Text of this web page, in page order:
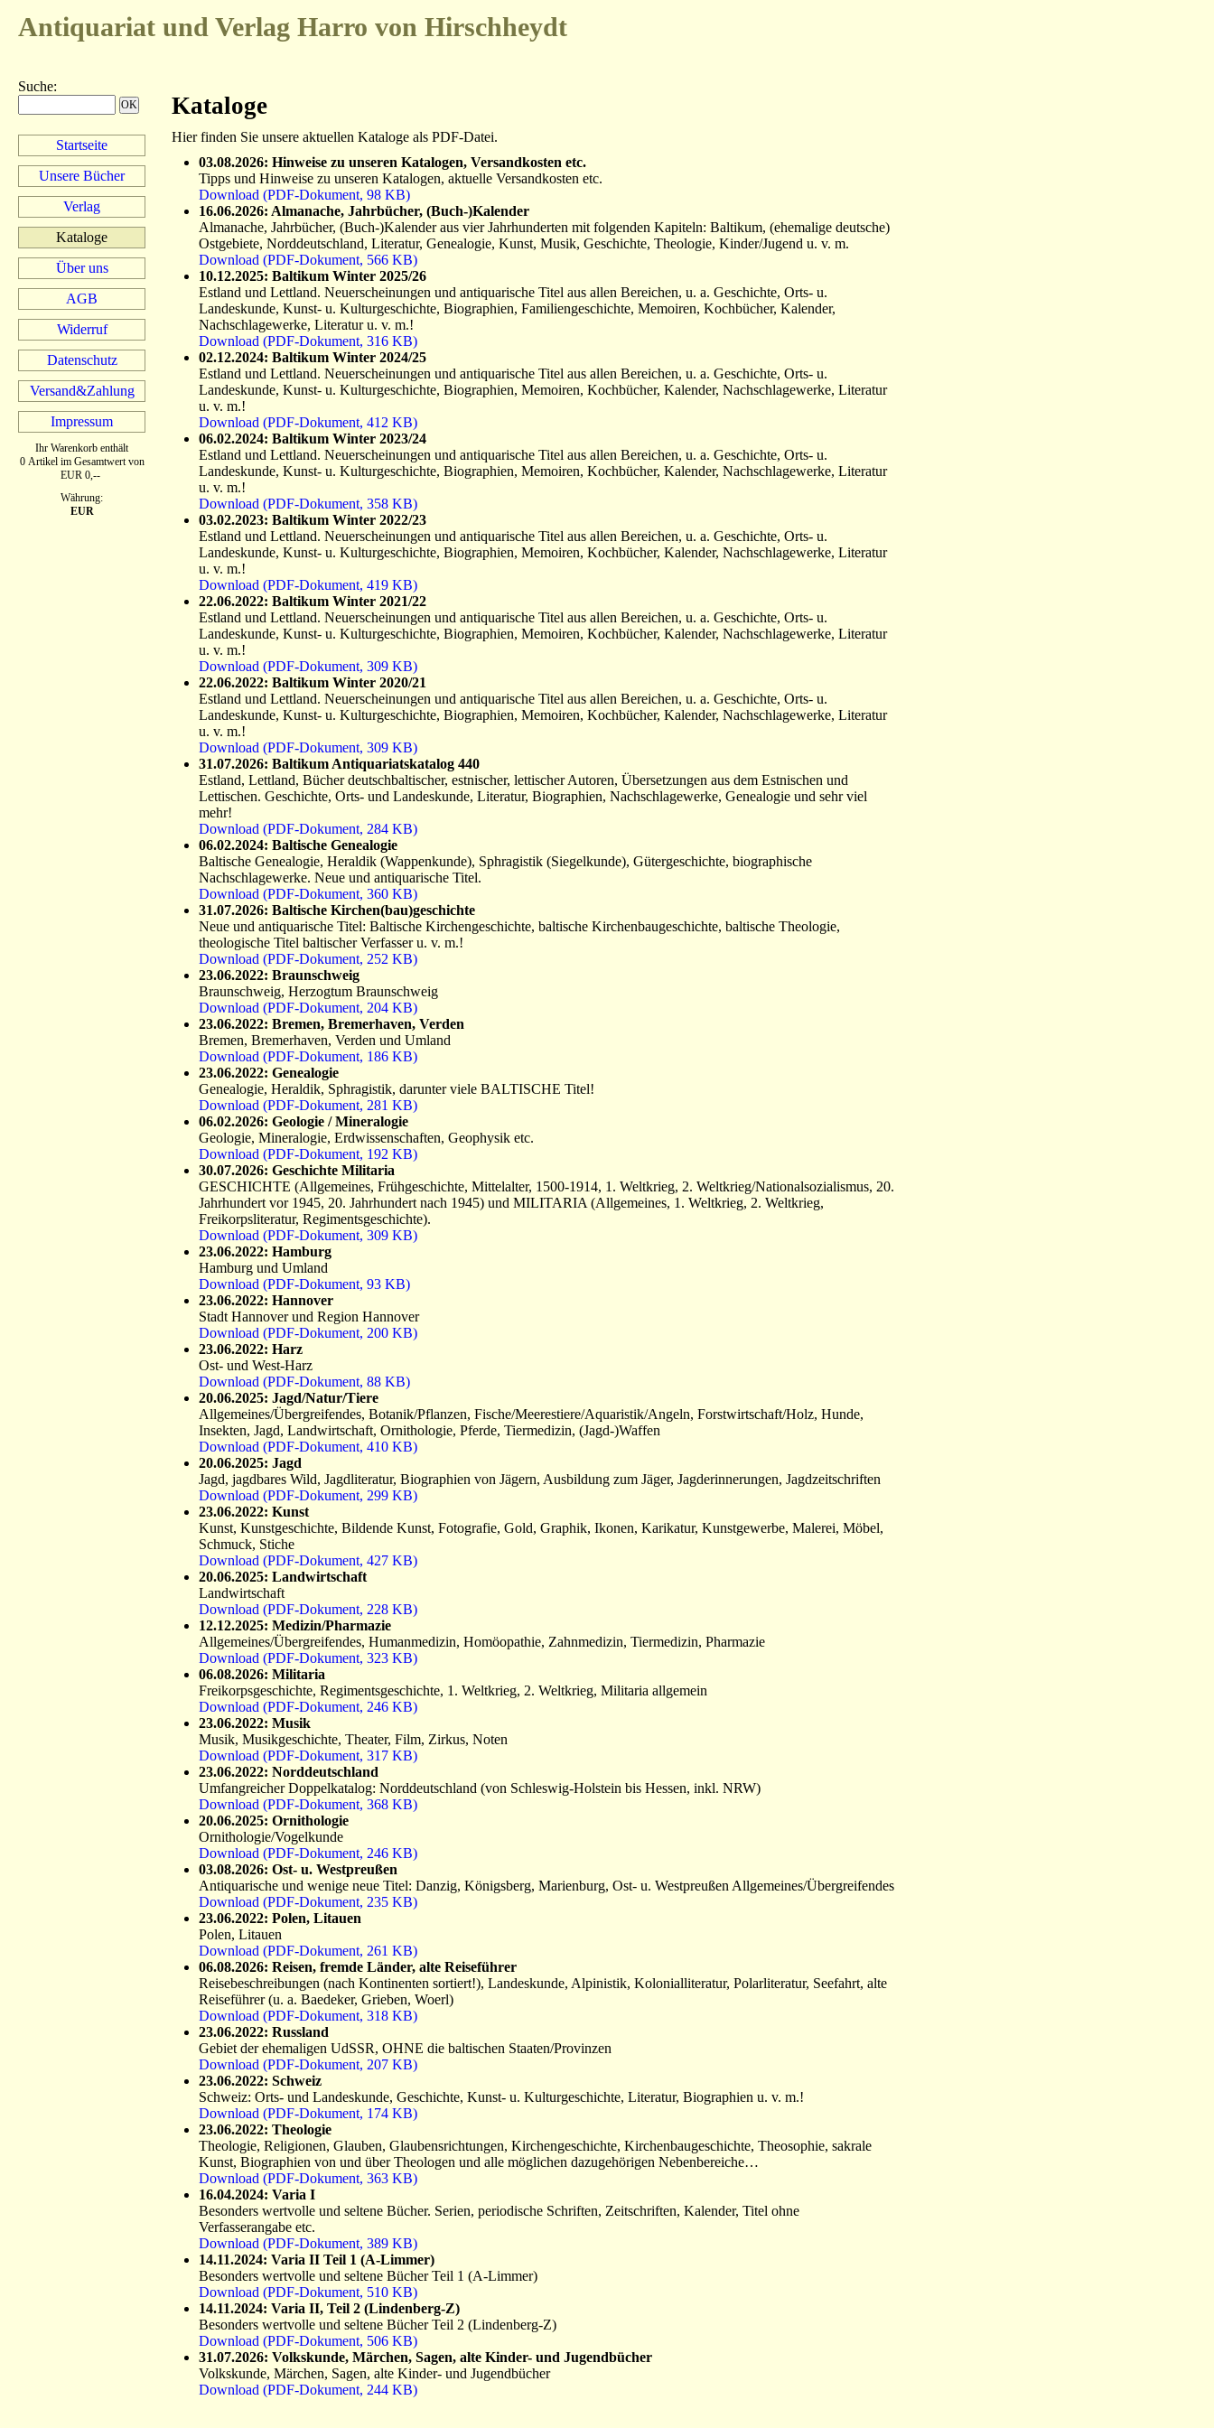
Antiquariat und Verlag Harro von Hirschheydt
Suche:
Startseite
Unsere Bücher
Verlag
Kataloge
Über uns
AGB
Widerruf
Datenschutz
Versand&Zahlung
Impressum
Ihr Warenkorb enthält
0 Artikel im Gesamtwert von
EUR 0,--
Währung:
EUR
Kataloge
Hier finden Sie unsere aktuellen Kataloge als PDF-Datei.
03.08.2026: Hinweise zu unseren Katalogen, Versandkosten etc.
Tipps und Hinweise zu unseren Katalogen, aktuelle Versandkosten etc.
Download (PDF-Dokument, 98 KB)
16.06.2026: Almanache, Jahrbücher, (Buch-)Kalender
Almanache, Jahrbücher, (Buch-)Kalender aus vier Jahrhunderten mit folgenden Kapiteln: Baltikum, (ehemalige deutsche)
Ostgebiete, Norddeutschland, Literatur, Genealogie, Kunst, Musik, Geschichte, Theologie, Kinder/Jugend u. v. m.
Download (PDF-Dokument, 566 KB)
10.12.2025: Baltikum Winter 2025/26
Estland und Lettland. Neuerscheinungen und antiquarische Titel aus allen Bereichen, u. a. Geschichte, Orts- u.
Landeskunde, Kunst- u. Kulturgeschichte, Biographien, Familiengeschichte, Memoiren, Kochbücher, Kalender,
Nachschlagewerke, Literatur u. v. m.!
Download (PDF-Dokument, 316 KB)
02.12.2024: Baltikum Winter 2024/25
Estland und Lettland. Neuerscheinungen und antiquarische Titel aus allen Bereichen, u. a. Geschichte, Orts- u.
Landeskunde, Kunst- u. Kulturgeschichte, Biographien, Memoiren, Kochbücher, Kalender, Nachschlagewerke, Literatur
u. v. m.!
Download (PDF-Dokument, 412 KB)
06.02.2024: Baltikum Winter 2023/24
Estland und Lettland. Neuerscheinungen und antiquarische Titel aus allen Bereichen, u. a. Geschichte, Orts- u.
Landeskunde, Kunst- u. Kulturgeschichte, Biographien, Memoiren, Kochbücher, Kalender, Nachschlagewerke, Literatur
u. v. m.!
Download (PDF-Dokument, 358 KB)
03.02.2023: Baltikum Winter 2022/23
Estland und Lettland. Neuerscheinungen und antiquarische Titel aus allen Bereichen, u. a. Geschichte, Orts- u.
Landeskunde, Kunst- u. Kulturgeschichte, Biographien, Memoiren, Kochbücher, Kalender, Nachschlagewerke, Literatur
u. v. m.!
Download (PDF-Dokument, 419 KB)
22.06.2022: Baltikum Winter 2021/22
Estland und Lettland. Neuerscheinungen und antiquarische Titel aus allen Bereichen, u. a. Geschichte, Orts- u.
Landeskunde, Kunst- u. Kulturgeschichte, Biographien, Memoiren, Kochbücher, Kalender, Nachschlagewerke, Literatur
u. v. m.!
Download (PDF-Dokument, 309 KB)
22.06.2022: Baltikum Winter 2020/21
Estland und Lettland. Neuerscheinungen und antiquarische Titel aus allen Bereichen, u. a. Geschichte, Orts- u.
Landeskunde, Kunst- u. Kulturgeschichte, Biographien, Memoiren, Kochbücher, Kalender, Nachschlagewerke, Literatur
u. v. m.!
Download (PDF-Dokument, 309 KB)
31.07.2026: Baltikum Antiquariatskatalog 440
Estland, Lettland, Bücher deutschbaltischer, estnischer, lettischer Autoren, Übersetzungen aus dem Estnischen und
Lettischen. Geschichte, Orts- und Landeskunde, Literatur, Biographien, Nachschlagewerke, Genealogie und sehr viel
mehr!
Download (PDF-Dokument, 284 KB)
06.02.2024: Baltische Genealogie
Baltische Genealogie, Heraldik (Wappenkunde), Sphragistik (Siegelkunde), Gütergeschichte, biographische
Nachschlagewerke. Neue und antiquarische Titel.
Download (PDF-Dokument, 360 KB)
31.07.2026: Baltische Kirchen(bau)geschichte
Neue und antiquarische Titel: Baltische Kirchengeschichte, baltische Kirchenbaugeschichte, baltische Theologie,
theologische Titel baltischer Verfasser u. v. m.!
Download (PDF-Dokument, 252 KB)
23.06.2022: Braunschweig
Braunschweig, Herzogtum Braunschweig
Download (PDF-Dokument, 204 KB)
23.06.2022: Bremen, Bremerhaven, Verden
Bremen, Bremerhaven, Verden und Umland
Download (PDF-Dokument, 186 KB)
23.06.2022: Genealogie
Genealogie, Heraldik, Sphragistik, darunter viele BALTISCHE Titel!
Download (PDF-Dokument, 281 KB)
06.02.2026: Geologie / Mineralogie
Geologie, Mineralogie, Erdwissenschaften, Geophysik etc.
Download (PDF-Dokument, 192 KB)
30.07.2026: Geschichte Militaria
GESCHICHTE (Allgemeines, Frühgeschichte, Mittelalter, 1500-1914, 1. Weltkrieg, 2. Weltkrieg/Nationalsozialismus, 20.
Jahrhundert vor 1945, 20. Jahrhundert nach 1945) und MILITARIA (Allgemeines, 1. Weltkrieg, 2. Weltkrieg,
Freikorpsliteratur, Regimentsgeschichte).
Download (PDF-Dokument, 309 KB)
23.06.2022: Hamburg
Hamburg und Umland
Download (PDF-Dokument, 93 KB)
23.06.2022: Hannover
Stadt Hannover und Region Hannover
Download (PDF-Dokument, 200 KB)
23.06.2022: Harz
Ost- und West-Harz
Download (PDF-Dokument, 88 KB)
20.06.2025: Jagd/Natur/Tiere
Allgemeines/Übergreifendes, Botanik/Pflanzen, Fische/Meerestiere/Aquaristik/Angeln, Forstwirtschaft/Holz, Hunde,
Insekten, Jagd, Landwirtschaft, Ornithologie, Pferde, Tiermedizin, (Jagd-)Waffen
Download (PDF-Dokument, 410 KB)
20.06.2025: Jagd
Jagd, jagdbares Wild, Jagdliteratur, Biographien von Jägern, Ausbildung zum Jäger, Jagderinnerungen, Jagdzeitschriften
Download (PDF-Dokument, 299 KB)
23.06.2022: Kunst
Kunst, Kunstgeschichte, Bildende Kunst, Fotografie, Gold, Graphik, Ikonen, Karikatur, Kunstgewerbe, Malerei, Möbel,
Schmuck, Stiche
Download (PDF-Dokument, 427 KB)
20.06.2025: Landwirtschaft
Landwirtschaft
Download (PDF-Dokument, 228 KB)
12.12.2025: Medizin/Pharmazie
Allgemeines/Übergreifendes, Humanmedizin, Homöopathie, Zahnmedizin, Tiermedizin, Pharmazie
Download (PDF-Dokument, 323 KB)
06.08.2026: Militaria
Freikorpsgeschichte, Regimentsgeschichte, 1. Weltkrieg, 2. Weltkrieg, Militaria allgemein
Download (PDF-Dokument, 246 KB)
23.06.2022: Musik
Musik, Musikgeschichte, Theater, Film, Zirkus, Noten
Download (PDF-Dokument, 317 KB)
23.06.2022: Norddeutschland
Umfangreicher Doppelkatalog: Norddeutschland (von Schleswig-Holstein bis Hessen, inkl. NRW)
Download (PDF-Dokument, 368 KB)
20.06.2025: Ornithologie
Ornithologie/Vogelkunde
Download (PDF-Dokument, 246 KB)
03.08.2026: Ost- u. Westpreußen
Antiquarische und wenige neue Titel: Danzig, Königsberg, Marienburg, Ost- u. Westpreußen Allgemeines/Übergreifendes
Download (PDF-Dokument, 235 KB)
23.06.2022: Polen, Litauen
Polen, Litauen
Download (PDF-Dokument, 261 KB)
06.08.2026: Reisen, fremde Länder, alte Reiseführer
Reisebeschreibungen (nach Kontinenten sortiert!), Landeskunde, Alpinistik, Kolonialliteratur, Polarliteratur, Seefahrt, alte
Reiseführer (u. a. Baedeker, Grieben, Woerl)
Download (PDF-Dokument, 318 KB)
23.06.2022: Russland
Gebiet der ehemaligen UdSSR, OHNE die baltischen Staaten/Provinzen
Download (PDF-Dokument, 207 KB)
23.06.2022: Schweiz
Schweiz: Orts- und Landeskunde, Geschichte, Kunst- u. Kulturgeschichte, Literatur, Biographien u. v. m.!
Download (PDF-Dokument, 174 KB)
23.06.2022: Theologie
Theologie, Religionen, Glauben, Glaubensrichtungen, Kirchengeschichte, Kirchenbaugeschichte, Theosophie, sakrale
Kunst, Biographien von und über Theologen und alle möglichen dazugehörigen Nebenbereiche…
Download (PDF-Dokument, 363 KB)
16.04.2024: Varia I
Besonders wertvolle und seltene Bücher. Serien, periodische Schriften, Zeitschriften, Kalender, Titel ohne
Verfasserangabe etc.
Download (PDF-Dokument, 389 KB)
14.11.2024: Varia II Teil 1 (A-Limmer)
Besonders wertvolle und seltene Bücher Teil 1 (A-Limmer)
Download (PDF-Dokument, 510 KB)
14.11.2024: Varia II, Teil 2 (Lindenberg-Z)
Besonders wertvolle und seltene Bücher Teil 2 (Lindenberg-Z)
Download (PDF-Dokument, 506 KB)
31.07.2026: Volkskunde, Märchen, Sagen, alte Kinder- und Jugendbücher
Volkskunde, Märchen, Sagen, alte Kinder- und Jugendbücher
Download (PDF-Dokument, 244 KB)